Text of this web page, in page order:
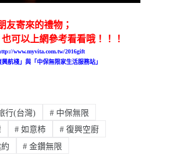
友寄來的禮物；
可以上網參考看看哦！！！
www.myvita.com.tw/2016gift
航棧」與「中保無限家生活服務站」
行(台灣) #中保無限
# 如意柿 # 復興空廚
# 金鑽無限